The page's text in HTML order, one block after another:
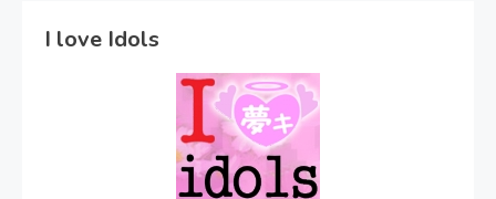
I love Idols